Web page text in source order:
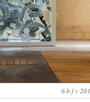
6 b f v